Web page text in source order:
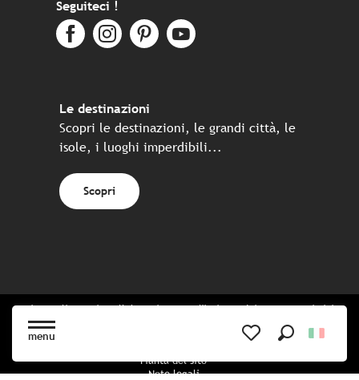
menu
Seguiteci !
Le destinazioni
Scopri le destinazioni, le grandi città, le
isole, i luoghi imperdibili...
Scopri
Sito realizzato in collaborazione con l'insieme dei partner turistici
Pianta del sito
Note legali